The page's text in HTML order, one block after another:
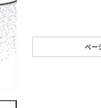
ペー